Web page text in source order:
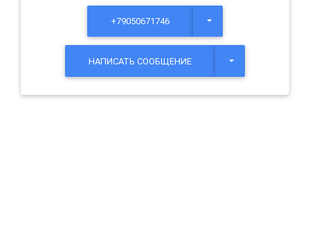
+79050671746 TOGGLE DROPDOWN
НАПИСАТЬ СООБЩЕНИЕ TOGGLE